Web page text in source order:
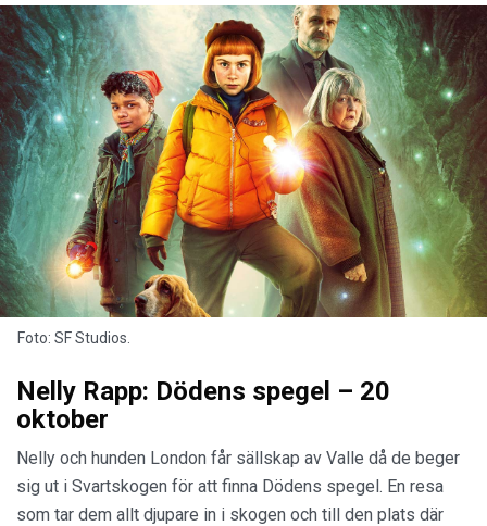
Foto: SF Studios.
Nelly Rapp: Dödens spegel – 20
oktober
Nelly och hunden London får sällskap av Valle då de beger
sig ut i Svartskogen för att finna Dödens spegel. En resa
som tar dem allt djupare in i skogen och till den plats där